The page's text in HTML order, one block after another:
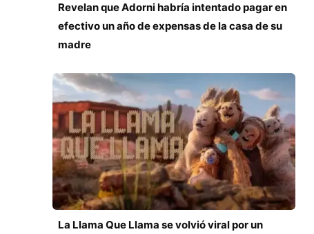
Revelan que Adorni habría intentado pagar en
efectivo un año de expensas de la casa de su
madre
La Llama Que Llama se volvió viral por un